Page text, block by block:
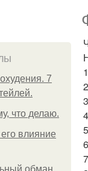
7
что делаю.
влияние
обман